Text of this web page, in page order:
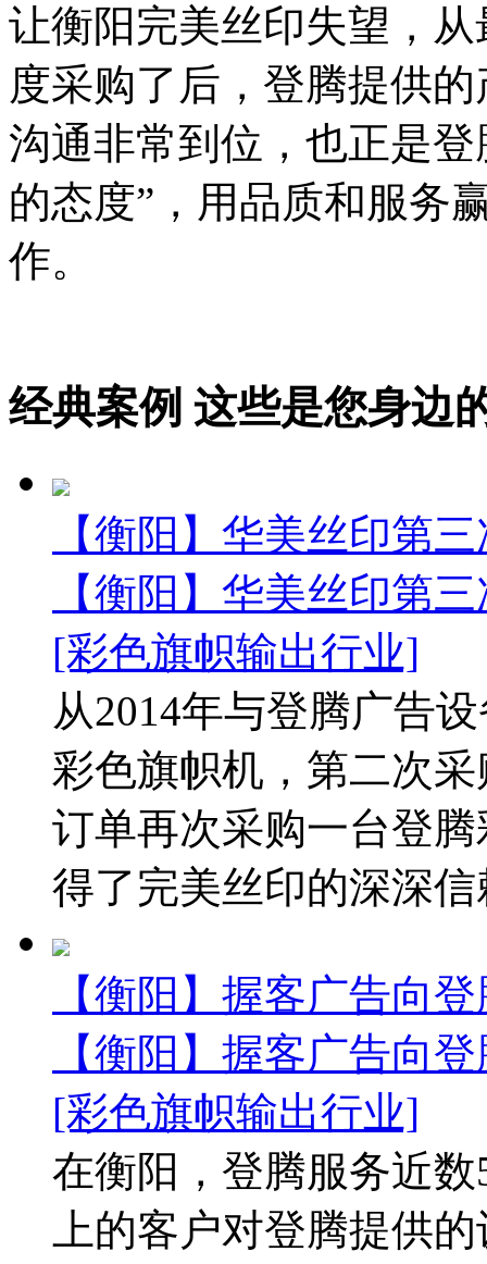
让衡阳完美丝印失望，
度采购了后，登腾提供
沟通非常到位，也正是
的态度”，用品质和服务
作。
经典案例 这些是您身边
【衡阳】华美丝印第
【衡阳】华美丝印第
[彩色旗帜输出行业]
从2014年与登腾广告
彩色旗帜机，第二次
订单再次采购一台登
得了完美丝印的深深
【衡阳】握客广告向
【衡阳】握客广告向
[彩色旗帜输出行业]
在衡阳，登腾服务近
上的客户对登腾提供